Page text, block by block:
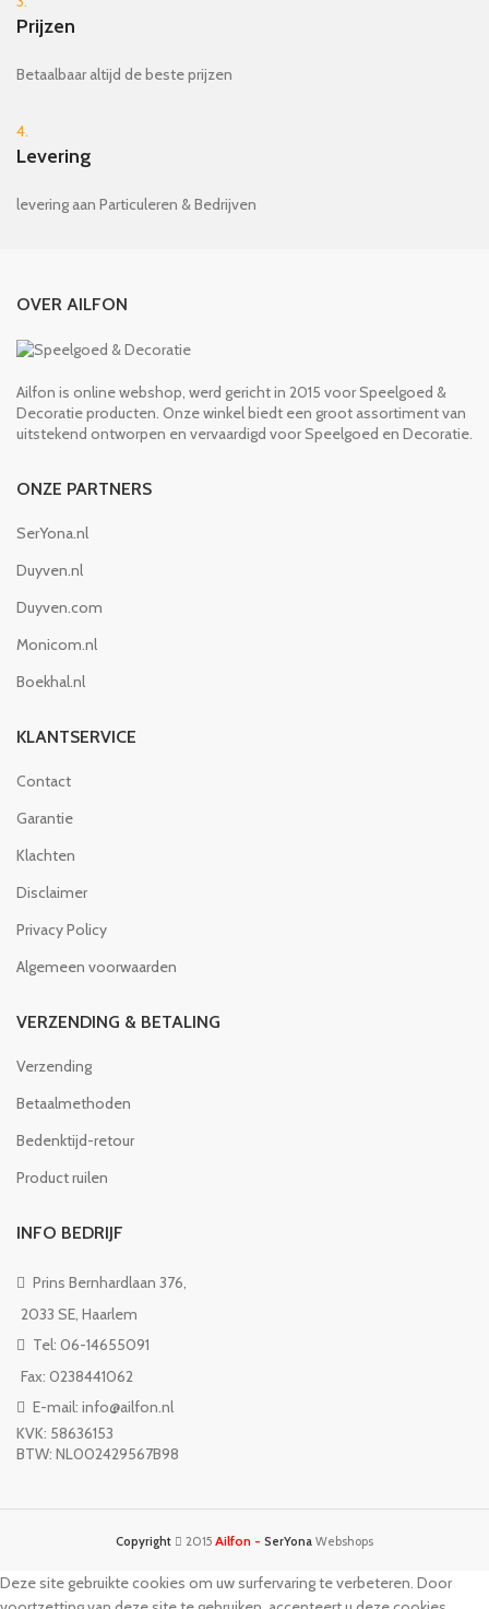
Prijzen
Betaalbaar altijd de beste prijzen
4.
Levering
levering aan Particuleren & Bedrijven
OVER AILFON
Ailfon is online webshop, werd gericht in 2015 voor Speelgoed &
Decoratie producten. Onze winkel biedt een groot assortiment van
uitstekend ontworpen en vervaardigd voor Speelgoed en Decoratie.
ONZE PARTNERS
SerYona.nl
Duyven.nl
Duyven.com
Monicom.nl
Boekhal.nl
KLANTSERVICE
Contact
Garantie
Klachten
Disclaimer
Privacy Policy
Algemeen voorwaarden
VERZENDING & BETALING
Verzending
Betaalmethoden
Bedenktijd-retour
Product ruilen
INFO BEDRIJF
Prins Bernhardlaan 376,
2033 SE, Haarlem
Tel: 06-14655091
Fax: 0238441062
E-mail: info@ailfon.nl
KVK: 58636153
BTW: NL002429567B98
Copyright 2015 Ailfon - SerYona Webshops
Deze site gebruikte cookies om uw surfervaring te verbeteren. Door